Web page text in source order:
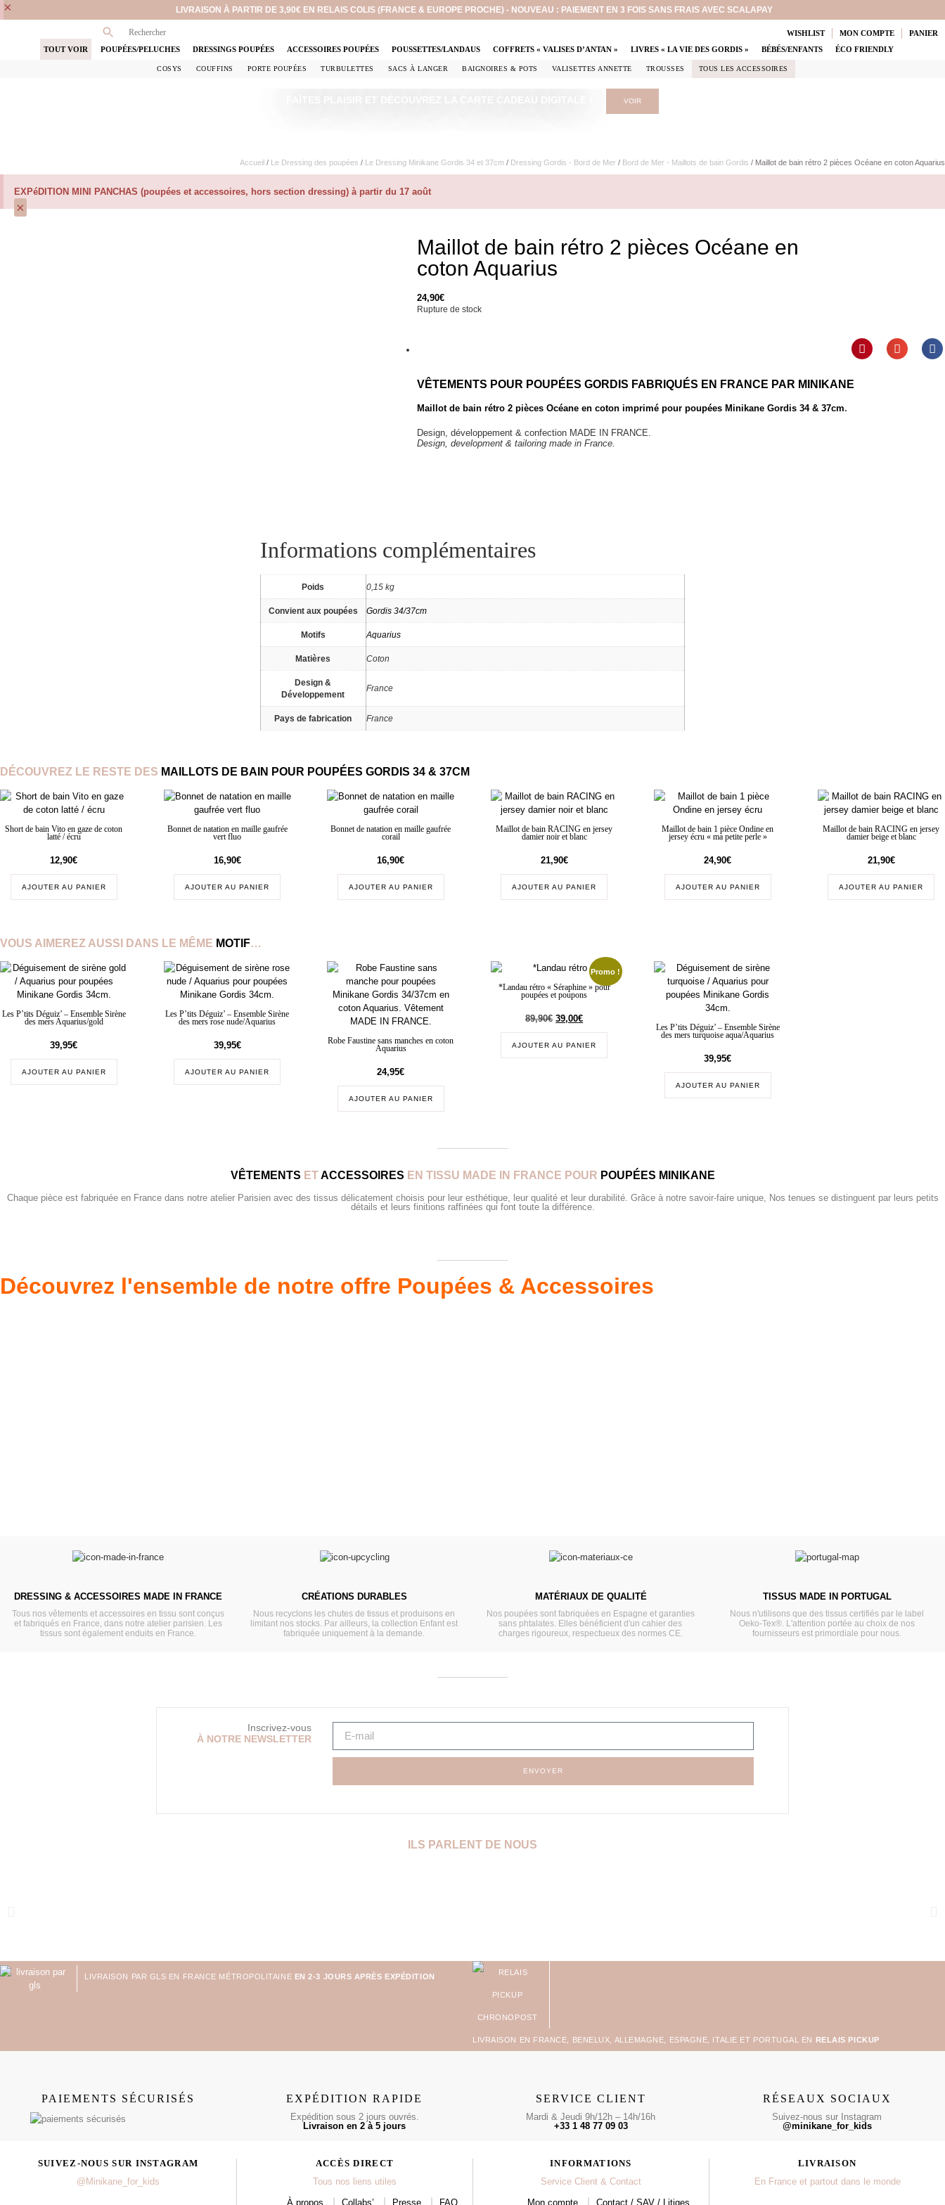
LIVRAISON À PARTIR DE 3,90€ EN RELAIS COLIS (FRANCE & EUROPE PROCHE) - NOUVEAU : PAIEMENT EN 3 FOIS SANS FRAIS AVEC SCALAPAY
×
WISHLIST MON COMPTE
PANIER
TOUT VOIR
POUPÉES/PELUCHES DRESSINGS POUPÉES ACCESSOIRES POUPÉES POUSSETTES/LANDAUS COFFRETS « VALISES D’ANTAN » LIVRES « LA VIE DES GORDIS » BÉBÉS/ENFANTS ÉCO FRIENDLY
COSYS COUFFINS PORTE POUPÉES TURBULETTES SACS À LANGER BAIGNOIRES & POTS VALISETTES ANNETTE TROUSSES TOUS LES ACCESSOIRES
VOIR
Accueil / Le Dressing des poupées / Le Dressing Minikane Gordis 34 et 37cm​ / Dressing Gordis - Bord de Mer / Bord de Mer - Maillots de bain Gordis / Maillot de bain rétro 2 pièces Océane en coton Aquarius
EXPéDITION MINI PANCHAS (poupées et accessoires, hors section dressing) à partir du 17 août
×
Maillot de bain rétro 2 pièces Océane en
coton Aquarius
24,90€
Rupture de stock
VÊTEMENTS POUR POUPÉES GORDIS FABRIQUÉS EN FRANCE PAR MINIKANE
Maillot de bain rétro 2 pièces Océane en coton imprimé pour poupées Minikane Gordis 34 & 37cm.
Design, développement & confection MADE IN FRANCE.
Design, development & tailoring made in France.
Informations complémentaires
Poids 0,15 kg
Convient aux poupées Gordis 34/37cm
Motifs Aquarius
Matières Coton
Design &
Développement
France
Pays de fabrication France
DÉCOUVREZ LE RESTE DES MAILLOTS DE BAIN POUR POUPÉES GORDIS 34 & 37CM
Short de bain Vito en gaze de coton
latté / écru
12,90€
AJOUTER AU PANIER
Bonnet de natation en maille gaufrée
vert fluo
16,90€
AJOUTER AU PANIER
Bonnet de natation en maille gaufrée
corail
16,90€
AJOUTER AU PANIER
Maillot de bain RACING en jersey
damier noir et blanc
21,90€
AJOUTER AU PANIER
Maillot de bain 1 pièce Ondine en
jersey écru « ma petite perle »
24,90€
AJOUTER AU PANIER
Maillot de bain RACING en jersey
damier beige et blanc
21,90€
AJOUTER AU PANIER
VOUS AIMEREZ AUSSI DANS LE MÊME MOTIF…
Les P’tits Déguiz’ – Ensemble Sirène
des mers Aquarius/gold
39,95€
AJOUTER AU PANIER
Les P’tits Déguiz’ – Ensemble Sirène
des mers rose nude/Aquarius
39,95€
AJOUTER AU PANIER
Robe Faustine sans manches en coton
Aquarius
24,95€
AJOUTER AU PANIER
Promo !
*Landau rétro « Séraphine » pour
poupées et poupons
89,90€ 39,00€
AJOUTER AU PANIER
Les P’tits Déguiz’ – Ensemble Sirène
des mers turquoise aqua/Aquarius
39,95€
AJOUTER AU PANIER
VÊTEMENTS ETACCESSOIRES EN TISSU MADE IN FRANCE POUR POUPÉES MINIKANE
Chaque pièce est fabriquée en France dans notre atelier Parisien avec des tissus délicatement choisis pour leur esthétique, leur qualité et leur durabilité. Grâce à notre savoir-faire unique, Nos tenues se distinguent par leurs petits
détails et leurs finitions raffinées qui font toute la différence.
Découvrez l'ensemble de notre offre Poupées & Accessoires
DRESSING & ACCESSOIRES MADE IN FRANCE
Tous nos vêtements et accessoires en tissu sont conçus
et fabriqués en France, dans notre atelier parisien. Les
tissus sont également enduits en France.
CRÉATIONS DURABLES
Nous recyclons les chutes de tissus et produisons en
limitant nos stocks. Par ailleurs, la collection Enfant est
fabriquée uniquement à la demande.
MATÉRIAUX DE QUALITÉ
Nos poupées sont fabriquées en Espagne et garanties
sans phtalates. Elles bénéficient d'un cahier des
charges rigoureux, respectueux des normes CE.
TISSUS MADE IN PORTUGAL
Nous n'utilisons que des tissus certifiés par le label
Oeko-Tex®. L'attention portée au choix de nos
fournisseurs est primordiale pour nous.
Inscrivez-vous
À NOTRE NEWSLETTER
ENVOYER
ILS PARLENT DE NOUS
LIVRAISON PAR GLS EN FRANCE MÉTROPOLITAINE EN 2-3 JOURS APRÈS EXPÉDITION
LIVRAISON EN FRANCE, BENELUX, ALLEMAGNE, ESPAGNE, ITALIE ET PORTUGAL EN RELAIS PICKUP
PAIEMENTS SÉCURISÉS EXPÉDITION RAPIDE
Expédition sous 2 jours ouvrés.
Livraison en 2 à 5 jours
SERVICE CLIENT
Mardi & Jeudi 9h/12h – 14h/16h
+33 1 48 77 09 03
RÉSEAUX SOCIAUX
Suivez-nous sur Instagram
@minikane_for_kids
SUIVEZ-NOUS SUR INSTAGRAM
@Minikane_for_kids
ACCÈS DIRECT
Tous nos liens utiles
À propos
Collabs’ Presse FAQ
INFORMATIONS
Service Client & Contact
Mon compte
Contact / SAV / Litiges
LIVRAISON
En France et partout dans le monde